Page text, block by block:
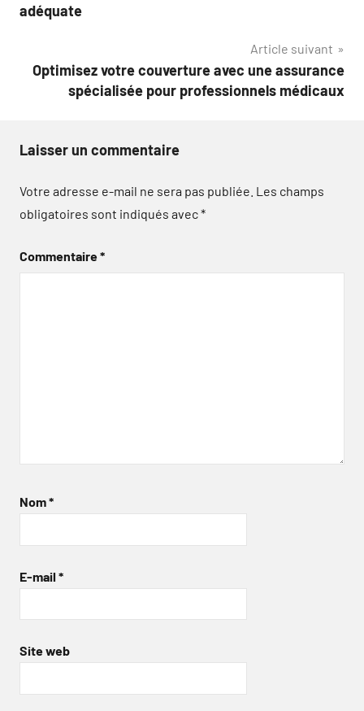
l’article
adéquate
Article suivant
Optimisez votre couverture avec une assurance
spécialisée pour professionnels médicaux
Laisser un commentaire
Votre adresse e-mail ne sera pas publiée. Les champs
obligatoires sont indiqués avec*
Commentaire*
Nom*
E-mail *
Site web